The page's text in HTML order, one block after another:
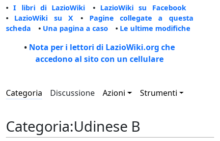
•I libri di LazioWiki • LazioWiki su Facebook
• LazioWiki su X • Pagine collegate a questa
scheda • Una pagina a caso • Le ultime modifiche
• Nota per i lettori di LazioWiki.org che
accedono al sito con un cellulare
Categoria Discussione Azioni Strumenti
Categoria:Udinese B